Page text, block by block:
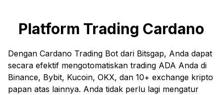
Platform Trading Cardano
Dengan Cardano Trading Bot dari Bitsgap, Anda dapat
secara efektif mengotomatiskan trading ADA Anda di
Binance, Bybit, Kucoin, OKX, dan 10+ exchange kripto
papan atas lainnya. Anda tidak perlu lagi mengatur